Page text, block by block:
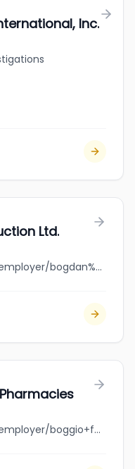
Inc.
Ltd.
jobbank.gc.ca/browsejobs/employer/bogdan%27s+construction+ltd./ca
jobbank.gc.ca/browsejobs/employer/boggio+family+of+pharmacies/ca